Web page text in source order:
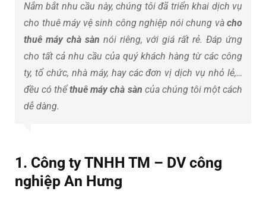
Nắm bắt nhu cầu này, chúng tôi đã triển khai dịch vụ
cho thuê máy vệ sinh công nghiệp nói chung và cho
thuê máy chà sàn nói riêng, với giá rất rẻ. Đáp ứng
cho tất cả nhu cầu của quý khách hàng từ các công
ty, tổ chức, nhà máy, hay các đơn vị dịch vụ nhỏ lẻ,…
đều có thểthuê máy chà sàn của chúng tôi một cách
dễ dàng.
1. Công ty TNHH TM – DV công
nghiệp An Hưng